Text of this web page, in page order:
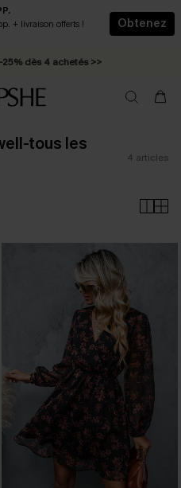
+ livraison offerts !
Obtenez
3 jours ouvrés >>
dès 4 achetés >>
tous les
4 articles